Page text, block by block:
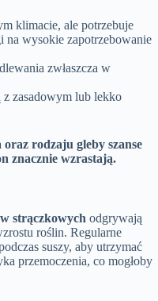
klimacie, ale potrzebuje
na wysokie zapotrzebowanie
zwłaszcza w
z zasadowym lub lekko
rodzaju gleby szanse
znacznie wzrastają.
strączkowych odgrywają
roślin. Regularne
suszy, aby utrzymać
przemoczenia, co mogłoby